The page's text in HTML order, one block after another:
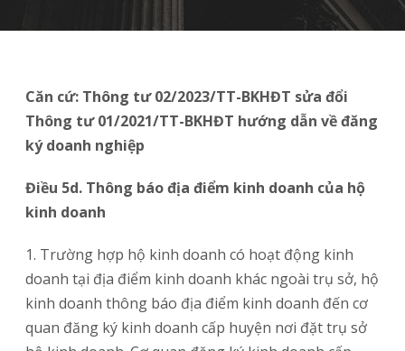
Căn cứ: Thông tư 02/2023/TT-BKHĐT sửa đổi
Thông tư 01/2021/TT-BKHĐT hướng dẫn về đăng
ký doanh nghiệp
Điều 5d. Thông báo địa điểm kinh doanh của hộ
kinh doanh
1. Trường hợp hộ kinh doanh có hoạt động kinh
doanh tại địa điểm kinh doanh khác ngoài trụ sở, hộ
kinh doanh thông báo địa điểm kinh doanh đến cơ
quan đăng ký kinh doanh cấp huyện nơi đặt trụ sở